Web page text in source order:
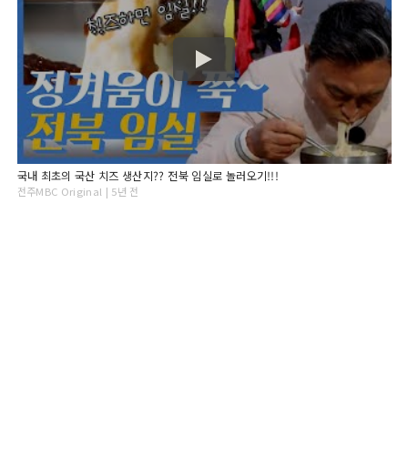
국내 최초의 국산 치즈 생산지?? 전북 임실로 놀러오기!!!
전주MBC Original | 5년 전